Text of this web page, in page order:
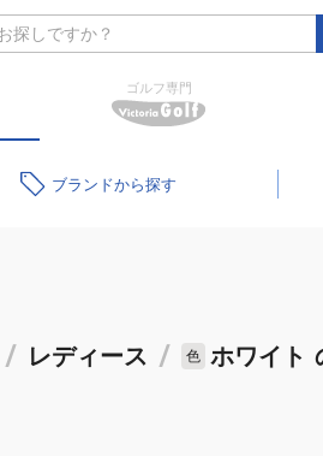
ゴルフ専門
ブランド
/ レディース / 色 ホワイト